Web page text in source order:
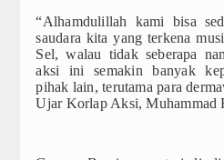
Pengurusan Surat
Panduan
Formulir
“Alhamdulillah kami bisa
saudara kita yang terkena
Sel, walau tidak seberapa
aksi ini semakin banyak
pihak lain, terutama para
Ujar Korlap Aksi, Muhammad